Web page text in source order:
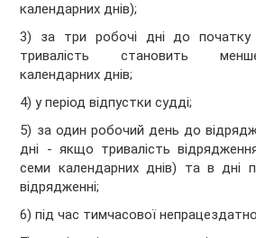
календарних днів);
3) за три робочі дні до початку
тривалість становить
календарних днів;
4) у період відпустки судді;
5) за один робочий день до
дні - якщо тривалість
семи календарних днів) та в дні
відрядженні;
6) під час тимчасової